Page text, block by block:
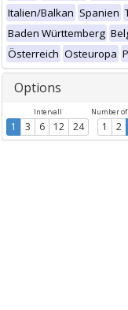
Italien/Balkan Spanien
Baden Württemberg
Österreich Osteuropa
Options
Intervall
1 3 6 12 24
Number
1 2